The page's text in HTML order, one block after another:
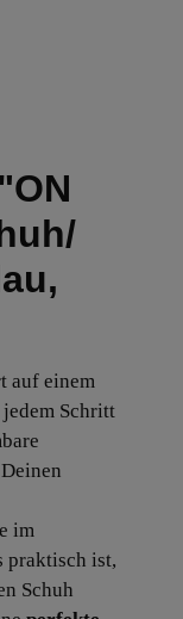
auf einem
Schritt
im
praktisch ist,
Schuh